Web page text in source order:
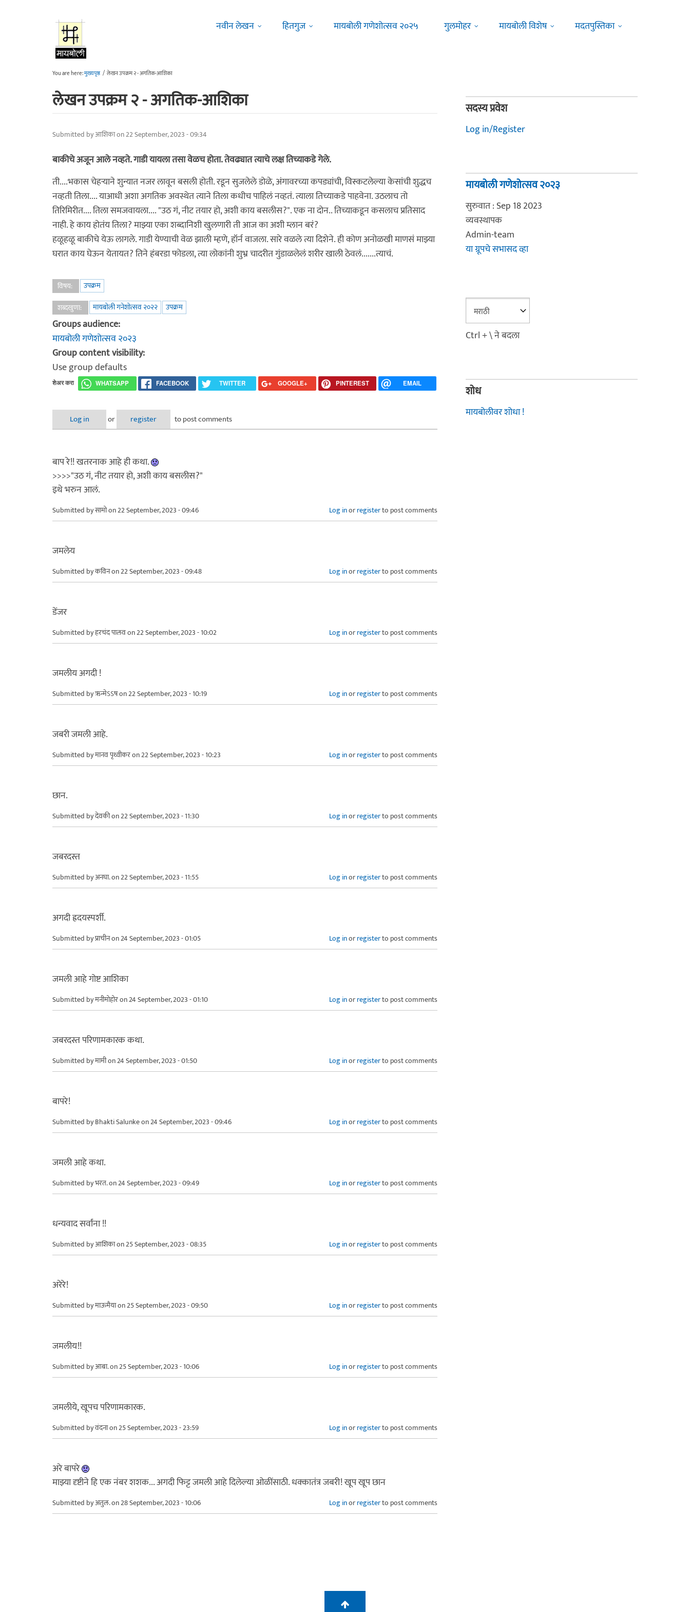
नवीन लेखन
हितगुज मायबोली गणेशोत्सव २०२५ गुलमोहर मायबोली विशेष मदतपुस्तिका
You are here:मुख्यपृष्ठ / लेखन उपक्रम २ - अगतिक-आशिका
लेखन उपक्रम २ - अगतिक-आशिका
Submitted byआशिकाon 22 September, 2023 - 09:34
बाकीचे अजून आले नव्हते. गाडी यायला तसा वेळच होता. तेवढ्यात त्याचे लक्ष तिच्याकडे गेले.
ती....भकास चेहर्‍याने शुन्यात नजर लावून बसली होती. रडून सुजलेले डोळे, अंगावरच्या कपड्यांची, विस्कटलेल्या केसांची शुद्धच
नव्हती तिला.... याआधी अशा अगतिक अवस्थेत त्याने तिला कधीच पाहिलं नव्हतं. त्याला तिच्याकडे पाहवेना. उठलाच तो
तिरिमिरीत.... तिला समजवायला.... "उठ गं, नीट तयार हो, अशी काय बसलीस?". एक ना दोन.. तिच्याकडून कसलाच प्रतिसाद
नाही. हे काय होतंय तिला? माझ्या एका शब्दानिशी खुलणारी ती आज का अशी म्लान बरं?
हळूहळू बाकीचे येऊ लागले. गाडी येण्याची वेळ झाली म्हणे, हॉर्न वाजला. सारे वळले त्या दिशेने. ही कोण अनोळखी माणसं माझ्या
घरात काय घेऊन येतायत? तिने हंबरडा फोडला, त्या लोकांनी शुभ्र चादरीत गुंडाळलेलं शरीर खाली ठेवलं.......त्याचं.
विषय:
उपक्रम
शब्दखुणा:
मायबोली गनेशोत्सव २०२२ उपक्रम
Groups audience:
मायबोली गणेशोत्सव २०२३
Group content visibility:
Use group defaults
शेअर करा WHATSAPP FACEBOOK TWITTER GOOGLE+ PINTEREST EMAIL
Log in or register to post comments
बाप रे!! खतरनाक आहे ही कथा.
>>>>"उठ गं, नीट तयार हो, अशी काय बसलीस?"
इथे भरुन आलं.
Submitted byसामोon 22 September, 2023 - 09:46 Log inorregisterto post comments
जमलेय
Submitted byकविनon 22 September, 2023 - 09:48 Log inorregisterto post comments
डेंजर
Submitted byहरचंद पालवon 22 September, 2023 - 10:02 Log inorregisterto post comments
जमलीय अगदी !
Submitted byऋन्मेऽऽषon 22 September, 2023 - 10:19 Log inorregisterto post comments
जबरी जमली आहे.
Submitted byमानव पृथ्वीकरon 22 September, 2023 - 10:23 Log inorregisterto post comments
छान.
Submitted byदेवकीon 22 September, 2023 - 11:30 Log inorregisterto post comments
जबरदस्त
Submitted byअनघा.on 22 September, 2023 - 11:55 Log inorregisterto post comments
अगदी ह्रदयस्पर्शी.
Submitted byप्राचीनon 24 September, 2023 - 01:05 Log inorregisterto post comments
जमली आहे गोष्ट आशिका
Submitted byमनीमोहोरon 24 September, 2023 - 01:10 Log inorregisterto post comments
जबरदस्त परिणामकारक कथा.
Submitted byमामीon 24 September, 2023 - 01:50 Log inorregisterto post comments
बापरे!
Submitted byBhakti Salunkeon 24 September, 2023 - 09:46 Log inorregisterto post comments
जमली आहे कथा.
Submitted byभरत.on 24 September, 2023 - 09:49 Log inorregisterto post comments
धन्यवाद सर्वांना !!
Submitted byआशिकाon 25 September, 2023 - 08:35 Log inorregisterto post comments
अरेरे!
Submitted byमाऊमैयाon 25 September, 2023 - 09:50 Log inorregisterto post comments
जमलीय!!
Submitted byआबा.on 25 September, 2023 - 10:06 Log inorregisterto post comments
जमलीये, खूपच परिणामकारक.
Submitted byवंदनाon 25 September, 2023 - 23:59 Log inorregisterto post comments
अरे बापरे
माझ्या दृष्टीने हि एक नंबर शशक... अगदी फिट्ट जमली आहे दिलेल्या ओळींसाठी. धक्कातंत्र जबरी! खूप खूप छान
Submitted byअतुल.on 28 September, 2023 - 10:06 Log inorregisterto post comments
सदस्य प्रवेश
Log in/Register
मायबोली गणेशोत्सव २०२३
सुरुवात : Sep 18 2023
व्यवस्थापक
Admin-team
या ग्रूपचे सभासद व्हा
Ctrl + \ ने बदला
शोध
मायबोलीवर शोधा !